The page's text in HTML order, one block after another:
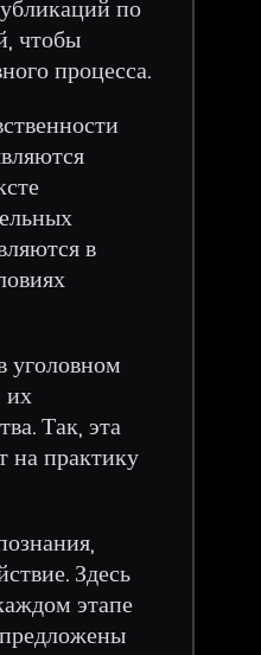
по
чтобы
процесса.
в
уголовном
их
Так, эта
на практику
Здесь
этапе